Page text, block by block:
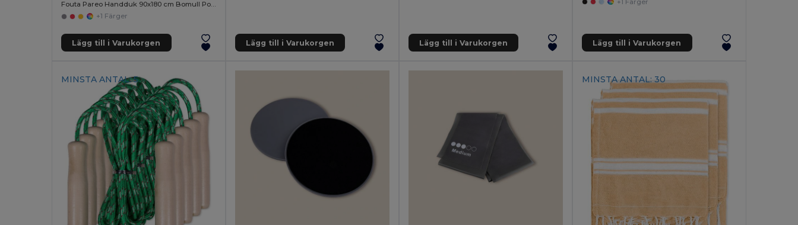
Fouta Pareo Handduk 90x180 cm Bomull Polyester ZANZIBAR
+1 Färger
Lägg till i Varukorgen Lägg till i Varukorgen Lägg till i Varukorgen Lägg till i Varukorgen
MINSTA ANTAL: 5 MINSTA ANTAL: 30